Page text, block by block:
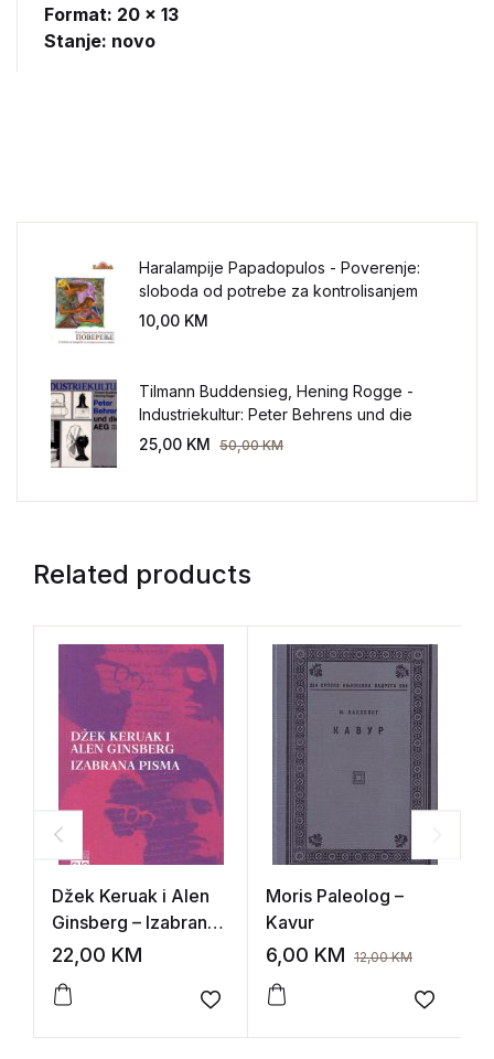
Format: 20 x 13
Stanje: novo
Haralampije Papadopulos - Poverenje:
sloboda od potrebe za kontrolisanjem
sveta
10,00 KM
Tilmann Buddensieg, Hening Rogge -
Industriekultur: Peter Behrens und die
AEG 1907-1914.
25,00 KM 50,00KM
Related products
Džek Keruak i Alen
Ginsberg – Izabrana
pisma
22,00 KM
Add to wishlist
Moris Paleolog –
Kavur
6,00 KM 12,00KM
Add to